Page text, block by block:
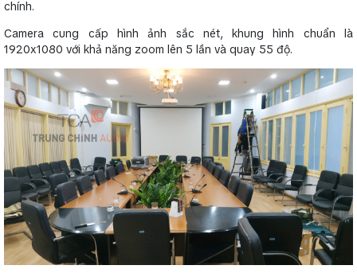
chính.
Camera cung cấp hình ảnh sắc nét, khung hình chuẩn là
1920x1080 với khả năng zoom lên 5 lần và quay 55 độ.